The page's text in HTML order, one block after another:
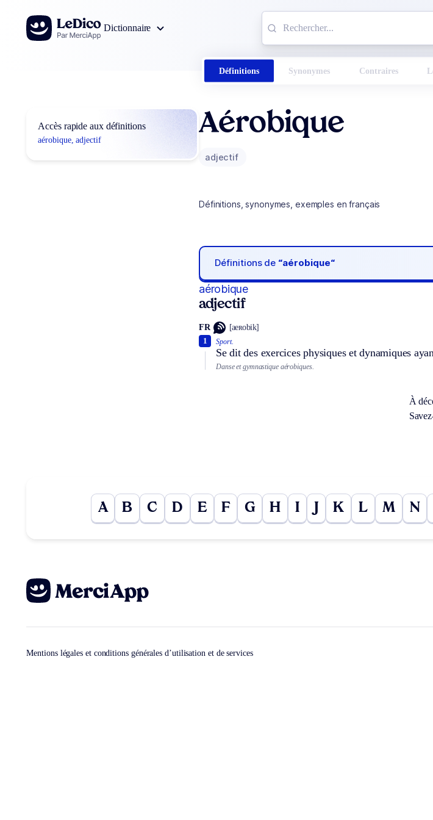
Aller au contenu
Dictionnaire
Définitions Synonymes Contraires
Accès rapide aux définitions
aérobique, adjectif
Aérobique
adjectif
Définitions, synonymes, exemples en français
Définitions de “aérobique“
aérobique
adjectif
FR [aeʀobik]
Sport.
Se dit des exercices physiques et dynamiques
1
Danse et gymnastique aérobiques.
À
A B C D E F G H I J K L M N
Mentions légales et conditions générales d’utilisation et de services